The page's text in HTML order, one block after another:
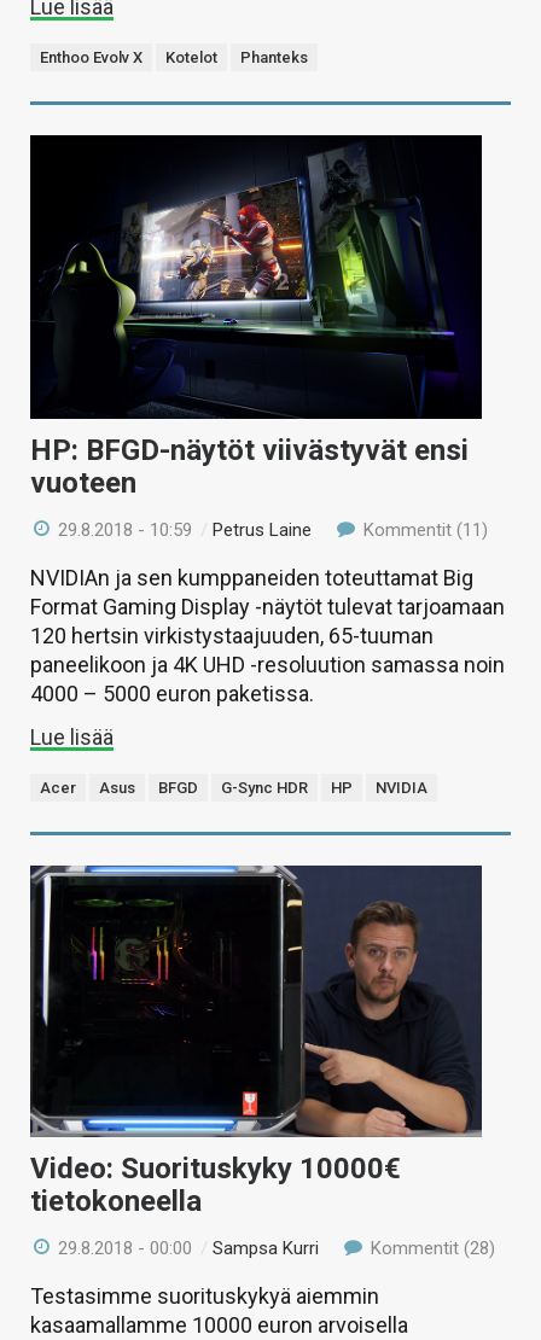
Lue lisää
Enthoo Evolv X Kotelot Phanteks
HP: BFGD-näytöt viivästyvät ensi
vuoteen
29.8.2018 - 10:59 /Petrus Laine Kommentit (11)
NVIDIAn ja sen kumppaneiden toteuttamat Big
Format Gaming Display -näytöt tulevat tarjoamaan
120 hertsin virkistystaajuuden, 65-tuuman
paneelikoon ja 4K UHD -resoluution samassa noin
4000 – 5000 euron paketissa.
Lue lisää
Acer Asus BFGD G-Sync HDR HP NVIDIA
Video: Suorituskyky 10000€
tietokoneella
29.8.2018 - 00:00 /Sampsa Kurri Kommentit (28)
Testasimme suorituskykyä aiemmin
kasaamallamme 10000 euron arvoisella